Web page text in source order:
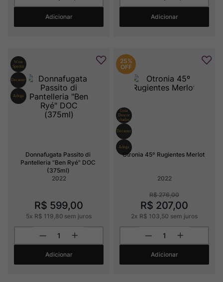
Adicionar Adicionar
Donnafugata Passito di
Pantelleria "Ben Ryé" DOC
(375ml)
2022
R$ 599,00
5x R$ 119 80 sem juros
Adicionar
25%
OFF
Otronia 45º Rugientes Merlot
2022
R$ 276,00
R$ 207,00
2x R$ 103 50 sem juros
Adicionar